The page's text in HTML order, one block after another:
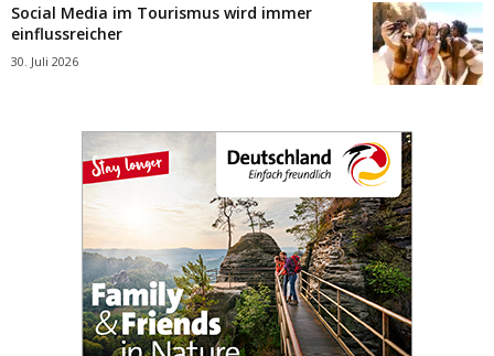
Social Media im Tourismus wird immer
einflussreicher
30. Juli 2026